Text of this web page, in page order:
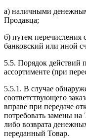
а) наличными
Продавца;
б) путем
банковский или иной
5.5. Порядок действий
ассортименте (при
5.5.1. В случае
соответствующего
вправе при передаче
потребовать замены
либо возврата
переданный Товар.